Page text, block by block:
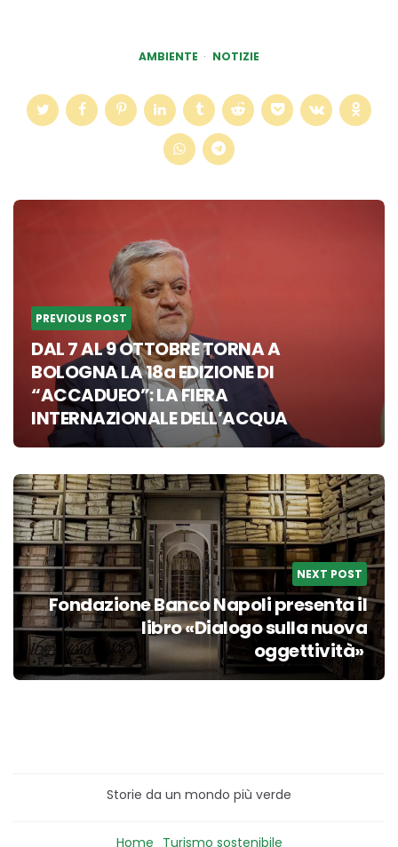
AMBIENTE NOTIZIE
Post
navigation
PREVIOUS POST
DAL 7 AL 9 OTTOBRE TORNA A
BOLOGNA LA 18a EDIZIONE DI
“ACCADUEO”: LA FIERA
INTERNAZIONALE DELL’ACQUA
NEXT POST
Fondazione Banco Napoli presenta il
libro «Dialogo sulla nuova
oggettività»
Storie da un mondo più verde
Home Turismo sostenibile